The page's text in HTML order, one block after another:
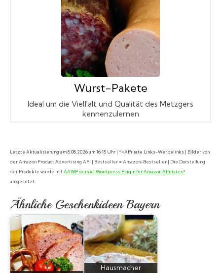
Wurst-Pakete
Ideal um die Vielfalt und Qualität des Metzgers
kennenzulernen
Letzte Aktualisierung am 8.08.2026 um 16:18 Uhr | *=Affiliate Links-Werbelinks | Bilder von
der Amazon Product Advertising API | Bestseller = Amazon-Bestseller | Die Darstellung
der Produkte wurde mitAAWP dem #1 Wordpress Plugin für Amazon Affiliates*
umgesetzt.
Ähnliche Geschenkideen Bayern
Hausmacher